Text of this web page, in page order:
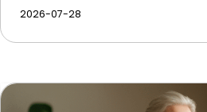
2026-07-28